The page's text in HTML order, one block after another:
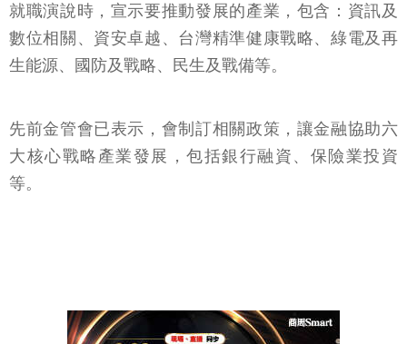
就職演說時，宣示要推動發展的產業，包含：資訊及
數位相關、資安卓越、台灣精準健康戰略、綠電及再
生能源、國防及戰略、民生及戰備等。
先前金管會已表示，會制訂相關政策，讓金融協助六
大核心戰略產業發展，包括銀行融資、保險業投資
等。